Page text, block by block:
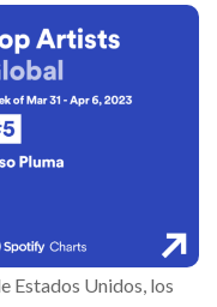
Estados Unidos, los